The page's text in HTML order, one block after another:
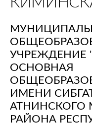
УЧРЕЖДЕНИЕ
ОСНОВНАЯ
ИМЕНИ
АТНИНСКОГО
РАЙОНА